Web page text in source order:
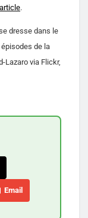
.
dresse dans le
de la
Lazaro via Flickr,
Email